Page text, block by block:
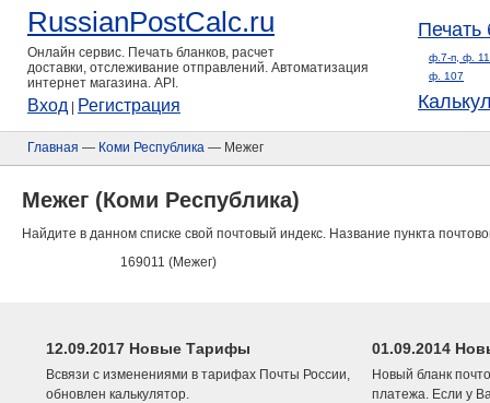
RussianPostCalc.ru
Онлайн сервис. Печать бланков, расчет
доставки, отслеживание отправлений. Автоматизация
интернет магазина. API.
Вход Регистрация
Печать
ф.7-п, ф.
ф. 107
Главная — Коми Республика — Межег
Межег (Коми Республика)
Найдите в данном списке свой почтовый индекс. Название пункта
169011 (Межег)
12.09.2017 Новые Тарифы
Всвязи с изменениями в тарифах Почты России,
обновлен калькулятор.
01.09.2014
Новый бланк
платежа. Если у